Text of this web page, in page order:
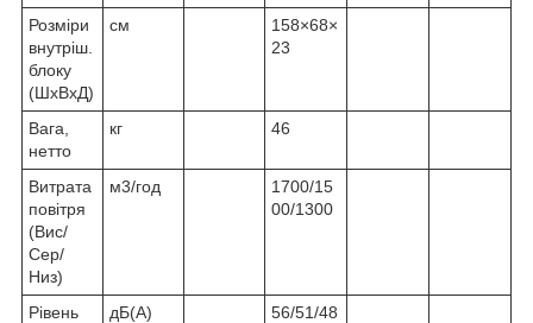
Розміри
внутріш.
блоку
(ШxВxД)
см
158×68×
23
Вага,
нетто
кг 46
Витрата
повітря
(Вис/
Сер/
Низ)
м3/год
1700/15
00/1300
Рівень
дБ(A) 56/51/48